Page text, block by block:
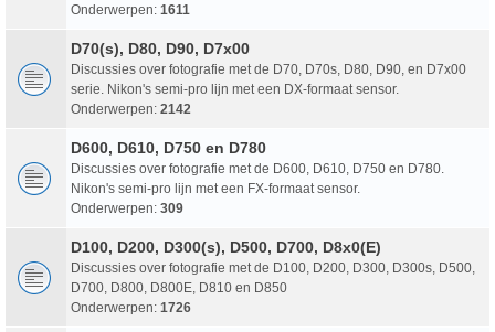
Onderwerpen: 1611
D70(s), D80, D90, D7x00
Discussies over fotografie met de D70, D70s, D80, D90, en D7x00
serie. Nikon's semi-pro lijn met een DX-formaat sensor.
Onderwerpen: 2142
D600, D610, D750 en D780
Discussies over fotografie met de D600, D610, D750 en D780.
Nikon's semi-pro lijn met een FX-formaat sensor.
Onderwerpen: 309
D100, D200, D300(s), D500, D700, D8x0(E)
Discussies over fotografie met de D100, D200, D300, D300s, D500,
D700, D800, D800E, D810 en D850
Onderwerpen: 1726